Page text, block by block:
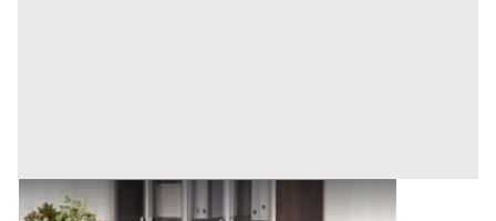
Uffici e Studi Privati all'asta a Padova